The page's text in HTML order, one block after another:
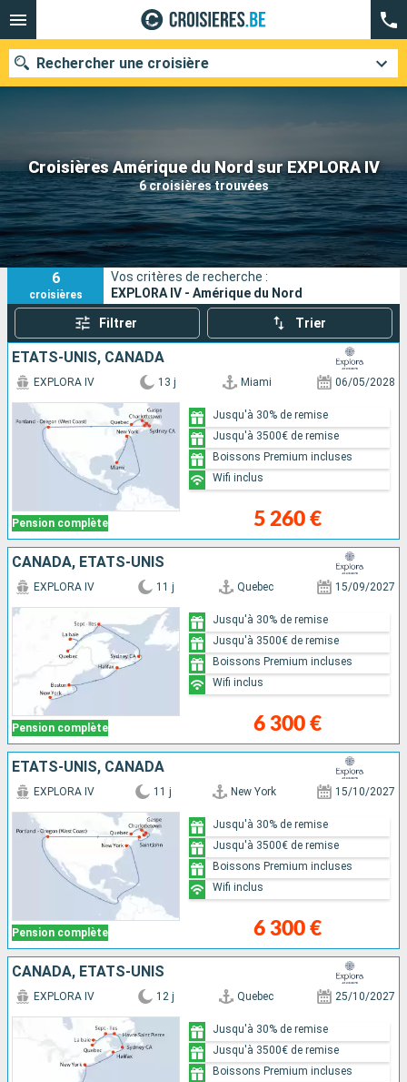
Croisières Amérique du Nord sur EXPLORA IV
6 croisières trouvées
Rechercher une croisière
Nos destinations
Mois de départ
Ports Compagnies
Rechercher
6
croisières
Vos critères de recherche :
EXPLORA IV - Amérique du Nord
Filtrer Trier
ÉTATS-UNIS, CANADA
Pension complète
EXPLORA IV 13 j Miami 06/05/2028
5 260 €
Jusqu'à 30% de remise
Jusqu'à 3500€ de remise
Boissons Premium incluses
Wifi inclus
CANADA, ÉTATS-UNIS
Pension complète
EXPLORA IV 11 j Quebec 15/09/2027
6 300 €
Jusqu'à 30% de remise
Jusqu'à 3500€ de remise
Boissons Premium incluses
Wifi inclus
ÉTATS-UNIS, CANADA
Pension complète
EXPLORA IV 11 j New York 15/10/2027
6 300 €
Jusqu'à 30% de remise
Jusqu'à 3500€ de remise
Boissons Premium incluses
Wifi inclus
CANADA, ÉTATS-UNIS
EXPLORA IV 12 j Quebec 25/10/2027
Jusqu'à 30% de remise
Jusqu'à 3500€ de remise
Boissons Premium incluses